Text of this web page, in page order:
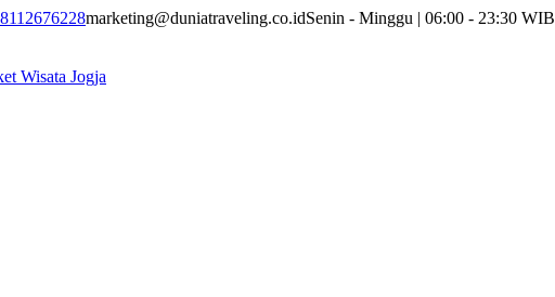
marketing@duniatraveling.co.idSenin - Minggu | 06:00 - 23:30 WIB